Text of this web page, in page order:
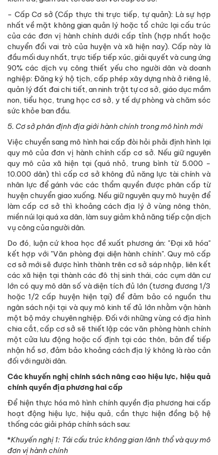
- Cấp Cơ sở (Cấp thực thi trực tiếp, tự quản): Là sự hợp
nhất về mặt không gian quản lý hoặc tổ chức lại cấu trúc
của các đơn vị hành chính dưới cấp tỉnh (hợp nhất hoặc
chuyển đổi vai trò của huyện và xã hiện nay). Cấp này là
đầu mối duy nhất, trực tiếp tiếp xúc, giải quyết và cung ứng
90% các dịch vụ công thiết yếu cho người dân và doanh
nghiệp: Đăng ký hộ tịch, cấp phép xây dựng nhà ở riêng lẻ,
quản lý đất đai chi tiết, an ninh trật tự cơ sở, giáo dục mầm
non, tiểu học, trung học cơ sở, y tế dự phòng và chăm sóc
sức khỏe ban đầu.
5. Cơ sở phân định địa giới hành chính trong mô hình mới
Việc chuyển sang mô hình hai cấp đòi hỏi phải định hình lại
quy mô của đơn vị hành chính cấp cơ sở. Nếu giữ nguyên
quy mô của xã hiện tại (quá nhỏ, trung bình từ 5.000 -
10.000 dân) thì cấp cơ sở không đủ năng lực tài chính và
nhân lực để gánh vác các thẩm quyền được phân cấp từ
huyện chuyển giao xuống. Nếu giữ nguyên quy mô huyện để
làm cấp cơ sở thì khoảng cách địa lý ở vùng nông thôn,
miền núi lại quá xa dân, làm suy giảm khả năng tiếp cận dịch
vụ công của người dân.
Do đó, luận cứ khoa học đề xuất phương án: "Đại xã hóa"
kết hợp với "Văn phòng đại diện hành chính". Quy mô cấp
cơ sở mới sẽ được hình thành trên cơ sở sáp nhập, liên kết
các xã hiện tại thành các đô thị sinh thái, các cụm dân cư
lớn có quy mô dân số và diện tích đủ lớn (tương đương 1/3
hoặc 1/2 cấp huyện hiện tại) để đảm bảo có nguồn thu
ngân sách nội tại và quy mô kinh tế đủ lớn nhằm vận hành
một bộ máy chuyên nghiệp. Đối với những vùng có địa hình
chia cắt, cấp cơ sở sẽ thiết lập các văn phòng hành chính
một cửa lưu động hoặc cố định tại các thôn, bản để tiếp
nhận hồ sơ, đảm bảo khoảng cách địa lý không là rào cản
đối với người dân.
Các khuyến nghị chính sách nâng cao hiệu lực, hiệu quả
chính quyền địa phương hai cấp
Để hiện thực hóa mô hình chính quyền địa phương hai cấp
hoạt động hiệu lực, hiệu quả, cần thực hiện đồng bộ hệ
thống các giải pháp chính sách sau:
*Khuyến nghị 1: Tái cấu trúc không gian lãnh thổ và quy mô
đơn vị hành chính